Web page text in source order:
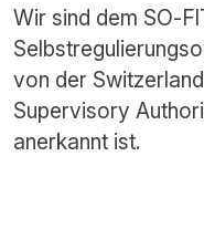
Wir sind dem SO-
von der
Supervisory
anerkannt ist.